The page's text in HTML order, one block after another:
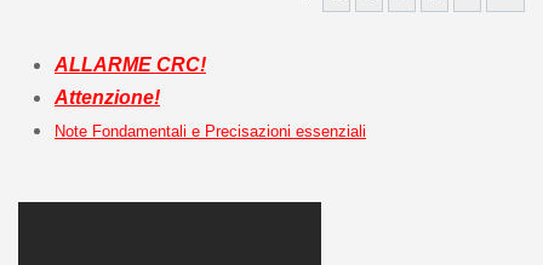
ALLARME CRC!
Attenzione!
Note Fondamentali e Precisazioni essenziali